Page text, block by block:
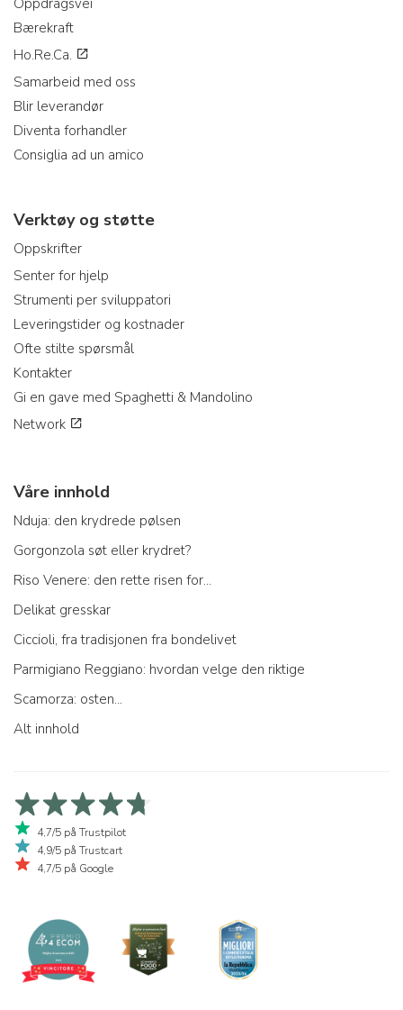
Bærekraft
Ho.Re.Ca.
Samarbeid med oss
Blir leverandør
Diventa forhandler
Consiglia ad un amico
Verktøy og støtte
Oppskrifter
Senter for hjelp
Strumenti per sviluppatori
Leveringstider og kostnader
Ofte stilte spørsmål
Kontakter
Gi en gave med Spaghetti & Mandolino
Network
Våre innhold
Nduja: den krydrede pølsen
Gorgonzola søt eller krydret?
Riso Venere: den rette risen for...
Delikat gresskar
Ciccioli, fra tradisjonen fra bondelivet
Parmigiano Reggiano: hvordan velge den riktige
Scamorza: osten...
Alt innhold
4,7/5 på Trustpilot
4,9/5 på Trustcart
4,7/5 på Google